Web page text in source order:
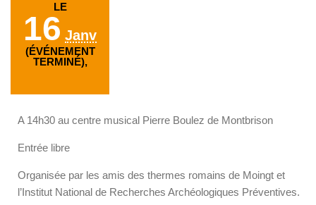
LE
16 Janv
(ÉVÉNEMENT
TERMINÉ),
A 14h30 au centre musical Pierre Boulez de Montbrison
Entrée libre
Organisée par les amis des thermes romains de Moingt et
l’Institut National de Recherches Archéologiques Préventives.